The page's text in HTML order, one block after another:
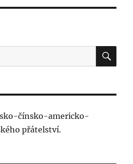
čínsko-americko-
přátelství.